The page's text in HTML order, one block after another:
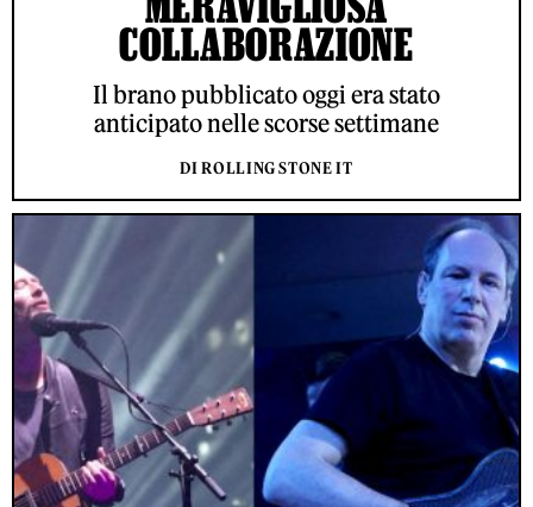
COLLABORAZIONE
Il brano pubblicato oggi era stato
anticipato nelle scorse settimane
DI ROLLING STONE IT